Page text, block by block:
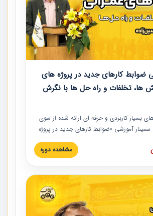
ضوابط کارهای جدید در پروژه های
ها، تخلفات و راه حل ها با نگرش
بسیار کاربردی و حرفه‏ ای ارائه شده از سوی
سمینار آموزشی «ضوابط کارهای جدید در پروژه
ها، تخلفات و راه حل ها با نگرش قراردادی
شرکت های ساختمانی کشور ارائه شد.
همراه تجربیات عملی ارائه شده است.
مشاهده دوره